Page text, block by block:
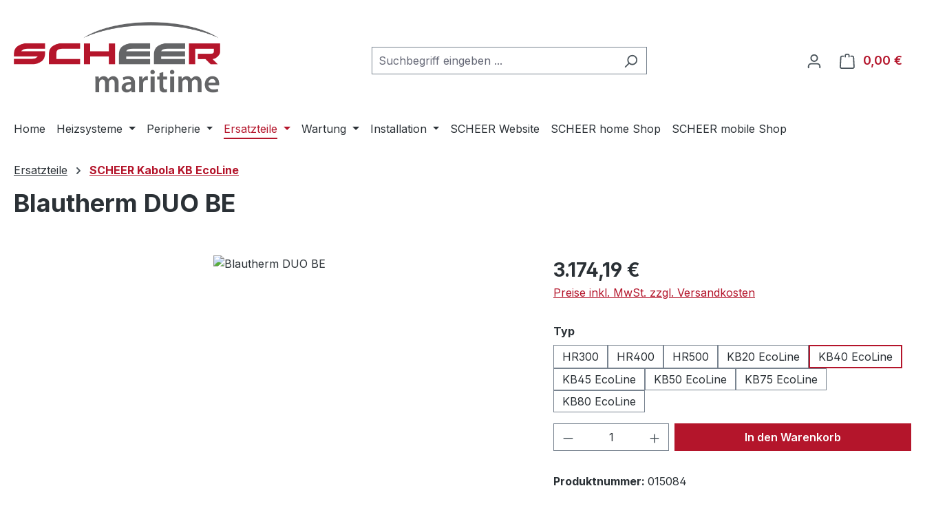
0,00 €
Home Heizsysteme Peripherie Ersatzteile Wartung Installation SCHEER Website SCHEER home Shop SCHEER mobile Shop
Ersatzteile SCHEER Kabola KB EcoLine
Blautherm DUO BE
Regulärer Preis:
3.174,19 €
Preise inkl. MwSt. zzgl. Versandkosten
Typauswählen
HR300
HR400 HR500 KB20 EcoLine
KB40 EcoLine
KB45 EcoLine
KB50 EcoLine
KB75 EcoLine
KB80 EcoLine
Produkt Anzahl: Gib den gewünschten Wert
In den Warenkorb
Produktnummer: 015084